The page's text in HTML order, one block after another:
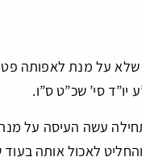
על מנת לאפותה
יו”ד סי’ שכ”ט ס”ו.
עשה העיסה על
לאכול אותה